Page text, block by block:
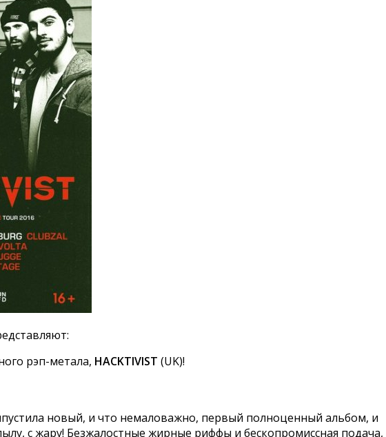
рэп-метала, HACKTIVIST (UK)!
новый, и что немаловажно, первый полноценный альбом, и
с жару! Безжалостные жирные риффы и бескопромиссная подача,